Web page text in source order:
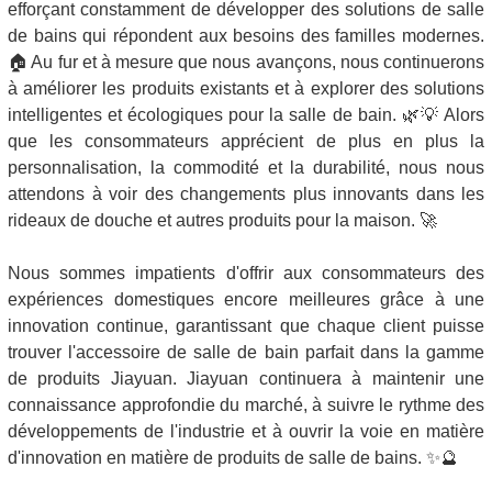
efforçant constamment de développer des solutions de salle
de bains qui répondent aux besoins des familles modernes.
🏠 Au fur et à mesure que nous avançons, nous continuerons
à améliorer les produits existants et à explorer des solutions
intelligentes et écologiques pour la salle de bain. 🌿💡 Alors
que les consommateurs apprécient de plus en plus la
personnalisation, la commodité et la durabilité, nous nous
attendons à voir des changements plus innovants dans les
rideaux de douche et autres produits pour la maison. 🚀
Nous sommes impatients d'offrir aux consommateurs des
expériences domestiques encore meilleures grâce à une
innovation continue, garantissant que chaque client puisse
trouver l'accessoire de salle de bain parfait dans la gamme
de produits Jiayuan. Jiayuan continuera à maintenir une
connaissance approfondie du marché, à suivre le rythme des
développements de l'industrie et à ouvrir la voie en matière
d'innovation en matière de produits de salle de bains. ✨🔮